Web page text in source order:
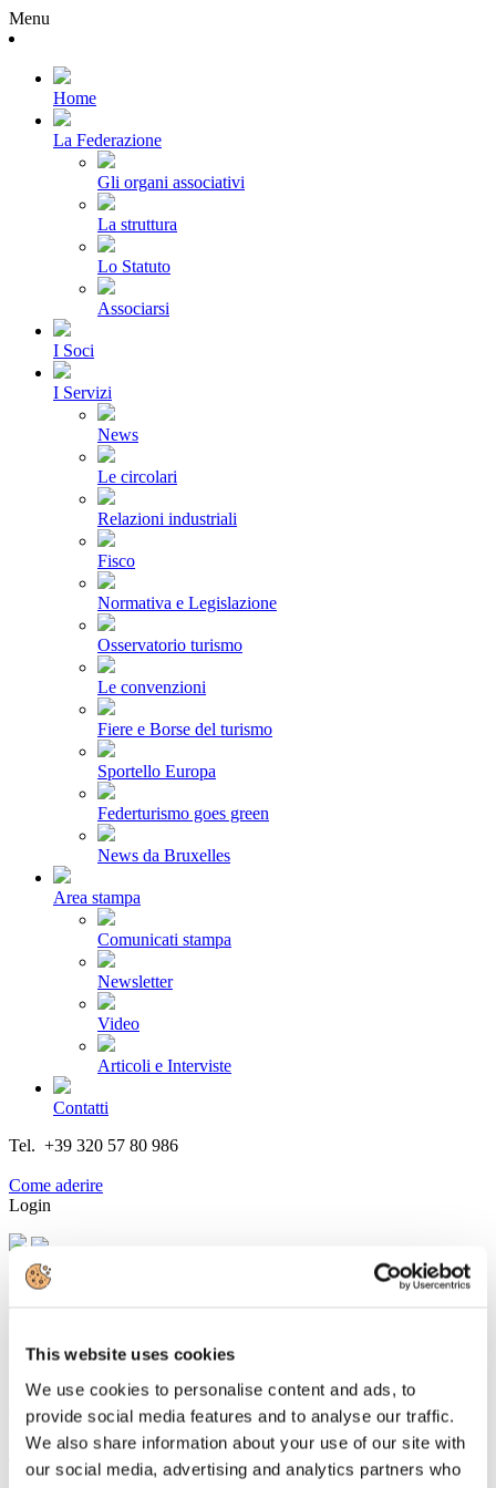
This website uses cookies
We use cookies to personalise content and ads, to
provide social media features and to analyse our traffic.
We also share information about your use of our site with
our social media, advertising and analytics partners who
Menu
Home
La Federazione
Gli organi associativi
La struttura
Lo Statuto
Associarsi
I Soci
I Servizi
News
Le circolari
Relazioni industriali
Fisco
Normativa e Legislazione
Osservatorio turismo
Le convenzioni
Fiere e Borse del turismo
Sportello Europa
Federturismo goes green
News da Bruxelles
Area stampa
Comunicati stampa
Newsletter
Video
Articoli e Interviste
Contatti
Tel. +39 320 57 80 986
Come aderire
Login
Cerca...
ANAV e Ministero della Difesa siglano
convenzione per il ricollocamento di
volontari congedati